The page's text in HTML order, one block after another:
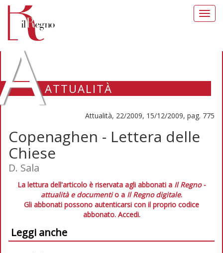
ATTUALITÀ
Attualità, 22/2009, 15/12/2009, pag. 775
Copenaghen - Lettera delle
Chiese
D. Sala
La lettura dell'articolo è riservata agli abbonati a Il Regno -
attualità e documentio a Il Regno digitale.
Gli abbonati possono autenticarsi con il proprio codice
abbonato. Accedi.
Leggi anche